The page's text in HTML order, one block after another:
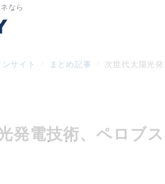
なら
サイト まとめ記事 次世代太陽光
発電技術、ペロブ